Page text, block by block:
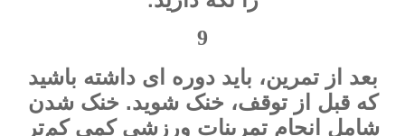
9
بعد از تمرین، باید دوره ای داشته باشید
که قبل از توقف، خنک شوید. خنک شدن
شامل انجام تمرینات ورزشی کمی کم‌تر